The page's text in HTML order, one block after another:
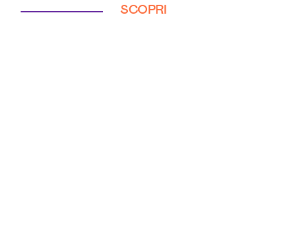
SCOPRI